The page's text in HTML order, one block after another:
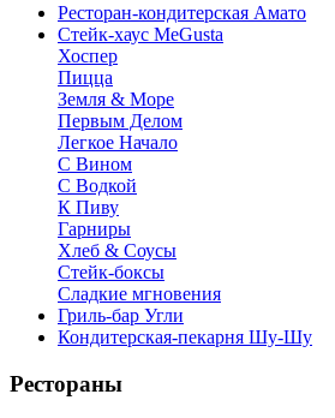
Ресторан-кондитерская Амато
Стейк-хаус MeGusta
Хоспер
Пицца
Земля & Море
Первым Делом
Легкое Начало
С Вином
С Водкой
К Пиву
Гарниры
Хлеб & Соусы
Стейк-боксы
Сладкие мгновения
Гриль-бар Угли
Кондитерская-пекарня Шу-Шу
Рестораны